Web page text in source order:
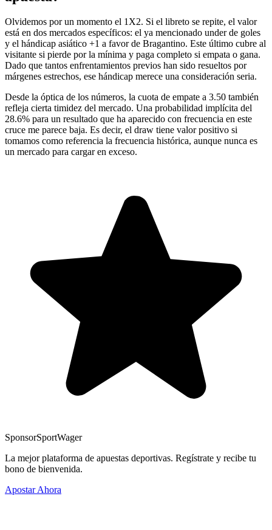
Olvidemos por un momento el 1X2. Si el libreto se repite, el valor
está en dos mercados específicos: el ya mencionado under de goles
y el hándicap asiático +1 a favor de Bragantino. Este último cubre al
visitante si pierde por la mínima y paga completo si empata o gana.
Dado que tantos enfrentamientos previos han sido resueltos por
márgenes estrechos, ese hándicap merece una consideración seria.
Desde la óptica de los números, la cuota de empate a 3.50 también
refleja cierta timidez del mercado. Una probabilidad implícita del
28.6% para un resultado que ha aparecido con frecuencia en este
cruce me parece baja. Es decir, el draw tiene valor positivo si
tomamos como referencia la frecuencia histórica, aunque nunca es
un mercado para cargar en exceso.
SponsorSportWager
La mejor plataforma de apuestas deportivas. Regístrate y recibe tu
bono de bienvenida.
Apostar Ahora